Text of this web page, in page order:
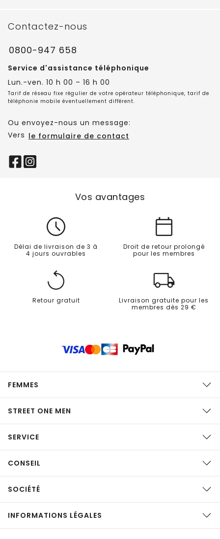
Contactez-nous
0800-947 658
Service d'assistance téléphonique
Lun.-ven. 10 h 00 – 16 h 00
Tarif de réseau fixe régulier de votre opérateur téléphonique, tarif de
téléphonie mobile éventuellement différent.
Ou envoyez-nous un message:
Vers le formulaire de contact
Vos avantages
Délai de livraison de 3 à
4 jours ouvrables
Droit de retour prolongé
pour les membres
Retour gratuit
Livraison gratuite pour les
membres dès 29 €
FEMMES
STREET ONE MEN
SERVICE
CONSEIL
SOCIÉTÉ
INFORMATIONS LÉGALES